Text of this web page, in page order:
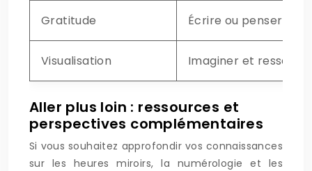
Gratitude Écrire ou penser à
Visualisation Imaginer et
Aller plus loin : ressources et
perspectives complémentaires
Si vous souhaitez approfondir vos connaissances
sur les heures miroirs, la numérologie et les